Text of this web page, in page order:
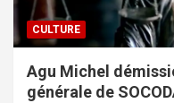
CULTURE
Agu Michel
générale de